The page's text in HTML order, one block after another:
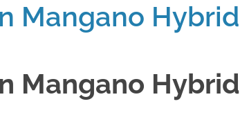
Mangano Hybrid
Mangano Hybrid